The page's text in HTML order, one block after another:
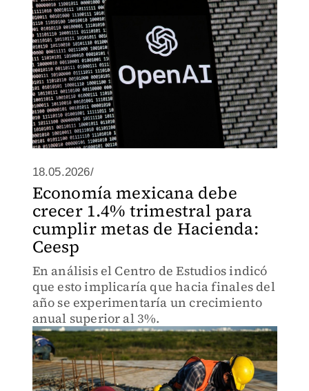
18.05.2026/
Economía mexicana debe
crecer 1.4% trimestral para
cumplir metas de Hacienda:
Ceesp
En análisis el Centro de Estudios indicó
que esto implicaría que hacia finales del
año se experimentaría un crecimiento
anual superior al 3%.